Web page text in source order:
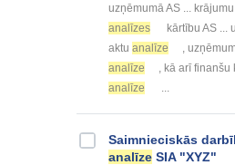
uzņēmumā AS ...
analīzes
kārtību AS ...
aktu analīze
,
analīze
, kā arī finanšu
analīze
...
Saimnieciskās
analīze SIA "XYZ"